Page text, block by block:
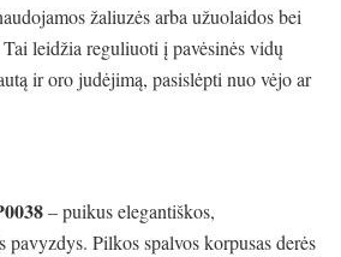
žaliuzės arba užuolaidos bei
leidžia reguliuoti į pavėsinės vidų
ir oro judėjimą, pasislėpti nuo vėjo ar
– puikus elegantiškos,
pavyzdys. Pilkos spalvos korpusas derės